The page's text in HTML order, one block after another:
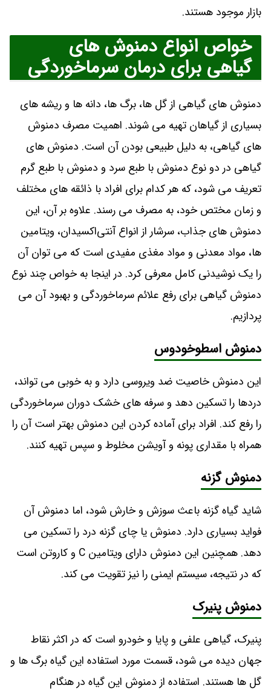
بازار موجود هستند.
خواص انواع دمنوش های
گیاهی برای درمان سرماخوردگی
دمنوش‌ های گیاهی از گل‌ ها، برگ ‎ها، دانه ‌ها و ریشه‌ های
بسیاری از گیاهان تهیه می ‌شوند. اهمیت مصرف دمنوش‌
های گیاهی، به دلیل طبیعی بودن آن است. دمنوش‌ های
گیاهی در دو نوع دمنوش با طبع سرد و دمنوش با طبع گرم
تعریف می‌ شود، که هر کدام برای افراد با ذائقه ‌های مختلف
و زمان مختص خود، به مصرف می ‌رسند. علاوه‌ بر آن، این
دمنوش ‌های جذاب، سرشار از انواع آنتی‌اکسیدان، ویتامین
‌ها، مواد معدنی و مواد مغذی مفیدی است که می ‌توان آن
را یک نوشیدنی کامل معرفی کرد. در اینجا به خواص چند نوع
دمنوش گیاهی برای رفع علائم سرماخوردگی و بهبود آن می
پردازیم.
دمنوش اسطوخودوس
این دمنوش خاصیت ضد ویروسی دارد و به خوبی می تواند،
دردها را تسکین دهد و سرفه های خشک دوران سرماخوردگی
را رفع کند. افراد برای آماده کردن این دمنوش بهتر است آن را
همراه با مقداری پونه و آویشن مخلوط و سپس تهیه کنند.
دمنوش گزنه
شاید گیاه گزنه باعث سوزش و خارش شود، اما دمنوش آن
فواید بسیاری دارد. دمنوش یا چای گزنه درد را تسکین می
‌دهد. همچنین این دمنوش دارای ویتامین C و کاروتن است
که در نتیجه، سیستم ایمنی را نیز تقویت می ‌کند.
دمنوش پنیرک
پنیرک، گیاهی علفی و پایا و خودرو است که در اکثر نقاط
جهان دیده می شود، قسمت مورد استفاده این گیاه برگ ها و
گل ها هستند. استفاده از دمنوش این گیاه در هنگام